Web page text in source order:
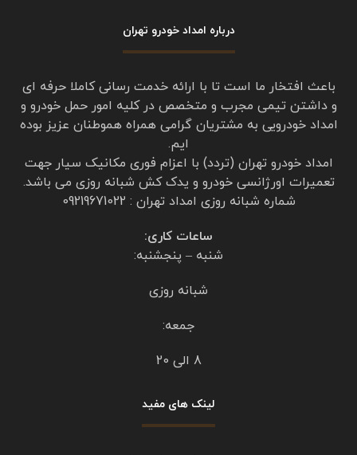
گفت: می 10, 2025 در 12:58 ب.ظ
امداد خودرو تردد تهران
شده بود
از امداد خودرو تردد تهران درخواست خدمات حمل
خودرو کردم
با خودروبر از تهران پارس حمل تا قزوین آوردن اعم
از لحاظ زمانی فوری و هم از لحاظ برخورد خوش
اخلاق و هم از نظر قیمت ارزان‌تر از سایر شرکت
امدادخودرو بود
از مدیریت شرکت امدادخودرو تردد و از کارکنان
امداد تردد تقدیر و تشکر میکنم خلیلی راضی هستم
https://emdadtaradodtehran.com/
برای پاسخ دادن وارد شوید
دیدگاهتان را بنویسید
وارد بشوید